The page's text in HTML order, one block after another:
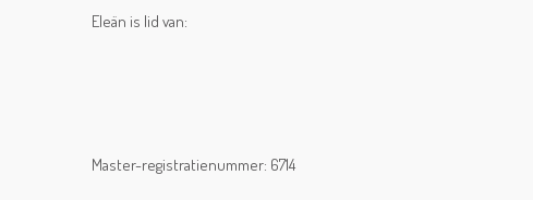
Eleän is lid van:
Master-registratienummer: 6714